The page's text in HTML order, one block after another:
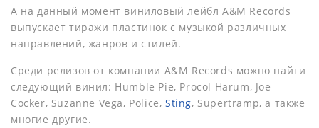
А на данный момент виниловый лейбл A&M Records
выпускает тиражи пластинок с музыкой различных
направлений, жанров и стилей.
Среди релизов от компании A&M Records можно найти
следующий винил: Humble Pie, Procol Harum, Joe
Cocker, Suzanne Vega, Police,Sting, Supertramp, а также
многие другие.